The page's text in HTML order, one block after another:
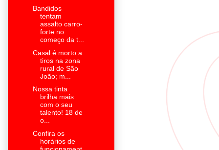
Bandidos
tentam
assalto carro-
forte no
começo da t...
Casal é morto a
tiros na zona
rural de São
João; m...
Nossa tinta
brilha mais
com o seu
talento! 18 de
o...
Confira os
horários de